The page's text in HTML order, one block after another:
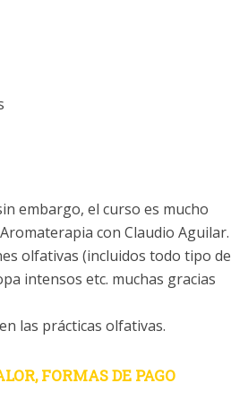
embargo, el curso es mucho
con Claudio Aguilar.
olfativas (incluidos todo tipo de
intensos etc. muchas gracias
las prácticas olfativas.
FORMAS DE PAGO